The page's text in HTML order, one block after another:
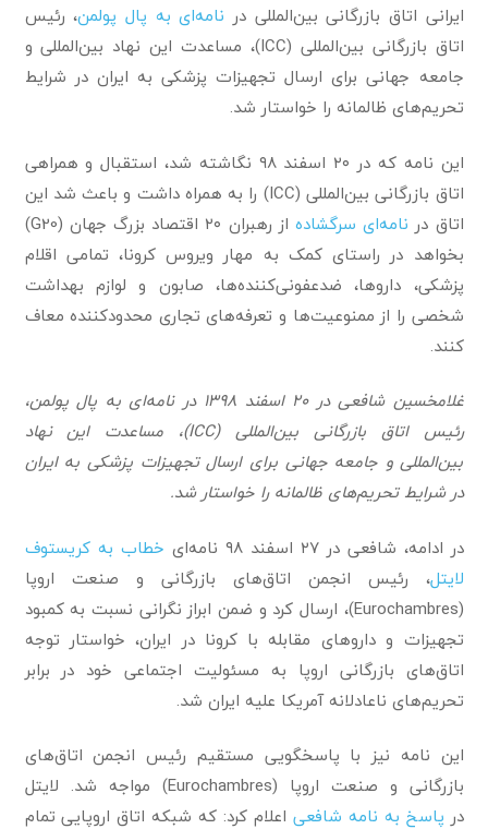
ایرانی اتاق بازرگانی بین‌المللی در نامه‌ای به پال پولمن، رئیس
اتاق بازرگانی بین‌المللی (ICC)، مساعدت این نهاد بین‌المللی و
جامعه جهانی برای ارسال تجهیزات پزشکی به ایران در شرایط
تحریم‌های ظالمانه را خواستار شد.
این نامه که در ۲۰ اسفند ۹۸ نگاشته شد، استقبال و همراهی
اتاق بازرگانی بین‌المللی (ICC) را به همراه داشت و باعث شد این
اتاق در نامه‌ای سرگشاده
از رهبران ۲۰ اقتصاد بزرگ جهان (G20)
بخواهد در راستای کمک به مهار ویروس کرونا، تمامی اقلام
پزشکی، داروها، ضدعفونی‌کننده‌ها، صابون و لوازم بهداشت
شخصی را از ممنوعیت‌ها و تعرفه‌های تجاری محدودکننده معاف
کنند.
غلامخسین شافعی در ۲۰ اسفند ۱۳۹۸ در نامه‌ای به پال پولمن،
رئیس اتاق بازرگانی بین‌المللی (ICC)، مساعدت این نهاد
بین‌المللی و جامعه جهانی برای ارسال تجهیزات پزشکی به ایران
در شرایط تحریم‌های ظالمانه را خواستار شد.
در ادامه، شافعی در ۲۷ اسفند ۹۸ نامه‌ای
خطاب به کریستوف
لایتل، رئیس انجمن اتاق‌های بازرگانی و صنعت اروپا
(Eurochambres)، ارسال کرد و ضمن ابراز نگرانی نسبت به کمبود
تجهیزات و داروهای مقابله با کرونا در ایران، خواستار توجه
اتاق‌های بازرگانی اروپا به مسئولیت اجتماعی خود در برابر
تحریم‌های ناعادلانه آمریکا علیه ایران شد.
این نامه نیز با پاسخگویی مستقیم رئیس انجمن اتاق‌های
بازرگانی و صنعت اروپا (Eurochambres) مواجه شد. لایتل
در پاسخ به نامه شافعی اعلام کرد: که شبکه اتاق اروپایی تمام